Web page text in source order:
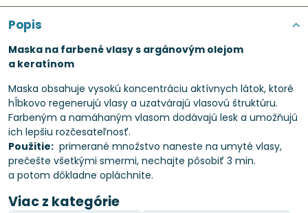
Popis
Maska na farbené vlasy s argánovým olejom
a keratínom
Maska obsahuje vysokú koncentráciu aktívnych látok, ktoré
hĺbkovo regenerujú vlasy a uzatvárajú vlasovú štruktúru.
Farbeným a namáhaným vlasom dodávajú lesk a umožňujú
ich lepšiu rozčesateľnosť.
Použitie: primerané množstvo naneste na umyté vlasy,
prečešte všetkými smermi, nechajte pôsobiť 3 min.
a potom dôkladne opláchnite.
Viac z kategórie